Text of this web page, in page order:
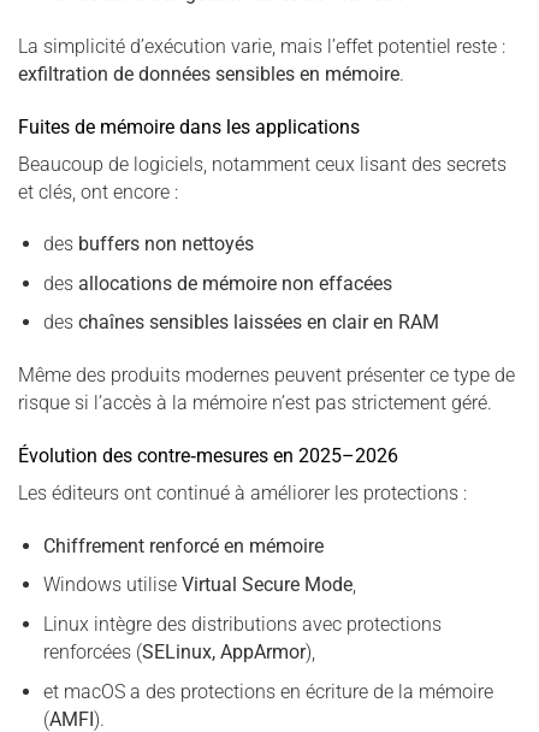
La simplicité d’exécution varie, mais l’effet potentiel reste :
exfiltration de données sensibles en mémoire.
Fuites de mémoire dans les applications
Beaucoup de logiciels, notamment ceux lisant des secrets
et clés, ont encore :
des buffers non nettoyés
des allocations de mémoire non effacées
des chaînes sensibles laissées en clair en RAM
Même des produits modernes peuvent présenter ce type de
risque si l’accès à la mémoire n’est pas strictement géré.
Évolution des contre‑mesures en 2025–2026
Les éditeurs ont continué à améliorer les protections :
Chiffrement renforcé en mémoire
Windows utilise Virtual Secure Mode,
Linux intègre des distributions avec protections
renforcées (SELinux, AppArmor),
et macOS a des protections en écriture de la mémoire
(AMFI).